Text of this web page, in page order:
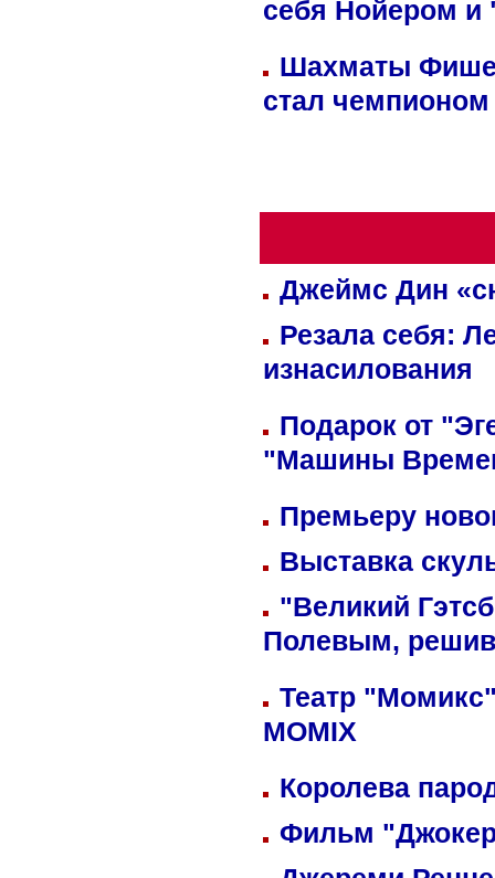
себя Нойером и
Шахматы
стал
Джеймс Дин
Резала себя:
изнасилования
Подарок от
"Машины
Премьеру
Выставка
"Великий
Полевым,
Театр
MOMIX
Королева
Фильм